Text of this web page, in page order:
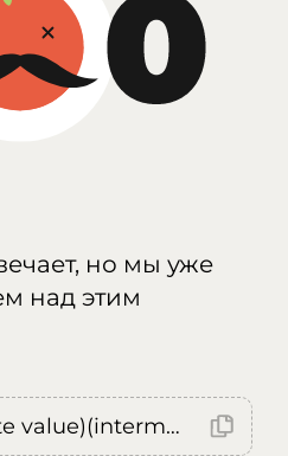
но мы уже
над этим
Error: (intermediate value)(intermediate value)(intermediate value).replaceAll is not a function